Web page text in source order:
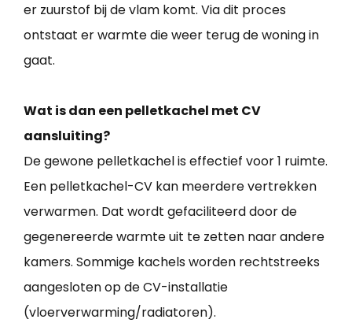
er zuurstof bij de vlam komt. Via dit proces
ontstaat er warmte die weer terug de woning in
gaat.
Wat is dan een pelletkachel met CV
aansluiting?
De gewone pelletkachel is effectief voor 1 ruimte.
Een pelletkachel-CV kan meerdere vertrekken
verwarmen. Dat wordt gefaciliteerd door de
gegenereerde warmte uit te zetten naar andere
kamers. Sommige kachels worden rechtstreeks
aangesloten op de CV-installatie
(vloerverwarming/radiatoren).